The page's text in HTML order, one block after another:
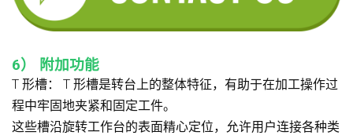
6） 附加功能
T 形槽：
T 形槽是转台上的整体特征，有助于在加工操作过
程中牢固地夹紧和固定工件。
这些槽沿旋转工作台的表面精心定位，允许用户连接各种类